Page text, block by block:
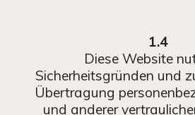
1.4
Diese Website
Sicherheitsgründen und
Übertragung
und anderer